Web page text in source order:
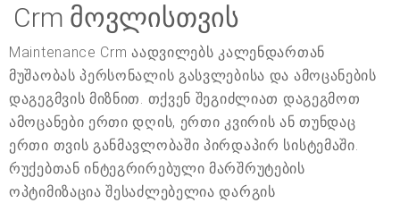
Crm მოვლისთვის
Maintenance Crm აადვილებს კალენდართან
მუშაობას პერსონალის გასვლებისა და ამოცანების
დაგეგმვის მიზნით. თქვენ შეგიძლიათ დაგეგმოთ
ამოცანები ერთი დღის, ერთი კვირის ან თუნდაც
ერთი თვის განმავლობაში პირდაპირ სისტემაში.
რუქებთან ინტეგრირებული მარშრუტების
ოპტიმიზაცია შესაძლებელია დარგის